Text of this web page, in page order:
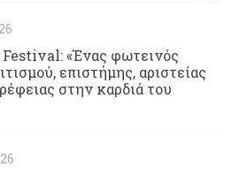
«Ένας φωτεινός
επιστήμης, αριστείας
στην καρδιά του